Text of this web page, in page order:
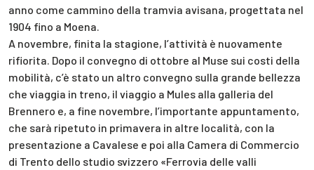
anno come cammino della tramvia avisana, progettata nel
1904 fino a Moena.
A novembre, finita la stagione, l’attività è nuovamente
rifiorita. Dopo il convegno di ottobre al Muse sui costi della
mobilità, c’è stato un altro convegno sulla grande bellezza
che viaggia in treno, il viaggio a Mules alla galleria del
Brennero e, a fine novembre, l’importante appuntamento,
che sarà ripetuto in primavera in altre località, con la
presentazione a Cavalese e poi alla Camera di Commercio
di Trento dello studio svizzero «Ferrovia delle valli